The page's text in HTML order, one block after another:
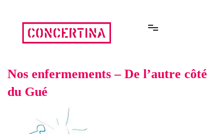
contenu
Nos enfermements – De l’autre côté
du Gué